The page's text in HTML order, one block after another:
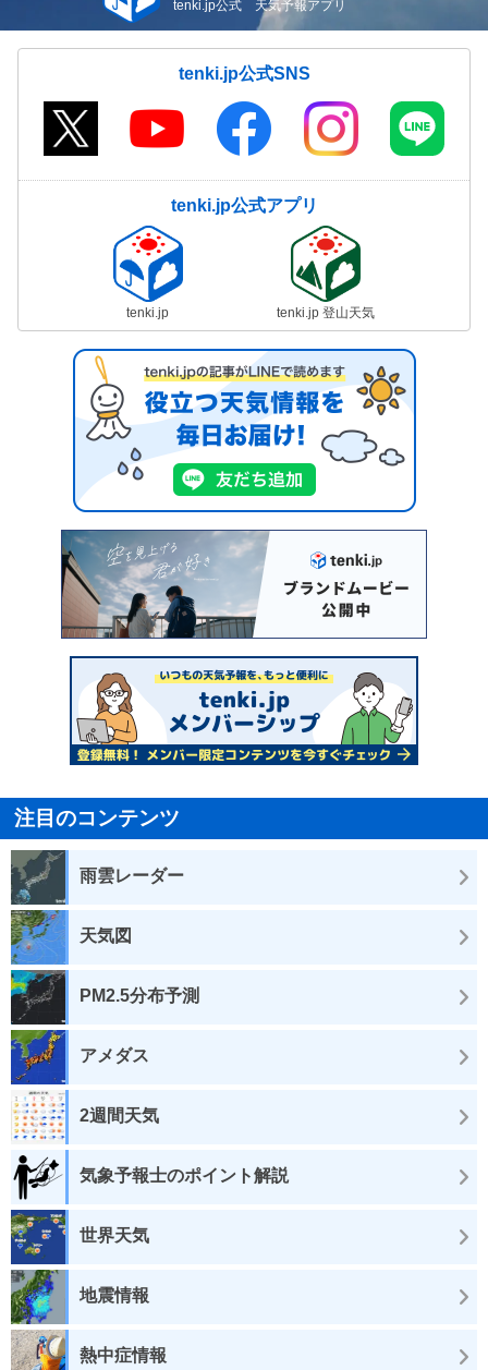
tenki.jp公式 天気予報アプリ
tenki.jp公式SNS
tenki.jp公式アプリ
tenki.jp tenki.jp 登山天気
注目のコンテンツ
雨雲レーダー
天気図
PM2.5分布予測
アメダス
2週間天気
気象予報士のポイント解説
世界天気
地震情報
熱中症情報